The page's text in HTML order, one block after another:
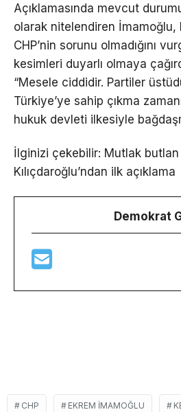
Açıklamasında mevcut
olarak nitelendiren İmamoğlu,
CHP’nin sorunu olmadığını
kesimleri duyarlı olmaya
“Mesele ciddidir. Partiler
Türkiye’ye sahip çıkma
hukuk devleti ilkesiyle
İlginizi çekebilir: Mutlak butlan
Kılıçdaroğlu’ndan ilk açıklama
Demokrat
CHP EKREM IMAMOĞLU